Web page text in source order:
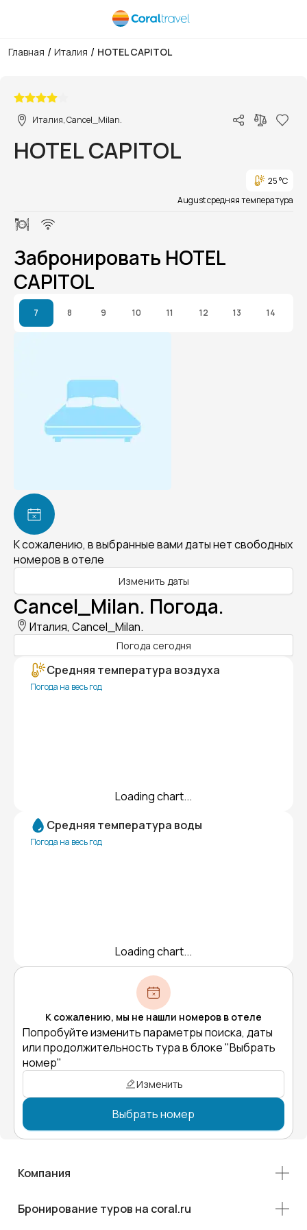
Главная / Италия / HOTEL CAPITOL
Италия, Cancel_Milan.
HOTEL CAPITOL
25 °C
August средняя температура
Забронировать HOTEL
CAPITOL
7 8 9 10 11 12 13 14
К сожалению, в выбранные вами даты нет свободных
номеров в отеле
Изменить даты
Cancel_Milan. Погода.
Италия, Cancel_Milan.
Погода сегодня
Средняя температура воздуха
Погода на весь год
Loading chart...
Средняя температура воды
Погода на весь год
Loading chart...
К сожалению, мы не нашли номеров в отеле
Попробуйте изменить параметры поиска, даты
или продолжительность тура в блоке "Выбрать
номер"
Изменить
Выбрать номер
Компания
Бронирование туров на coral.ru